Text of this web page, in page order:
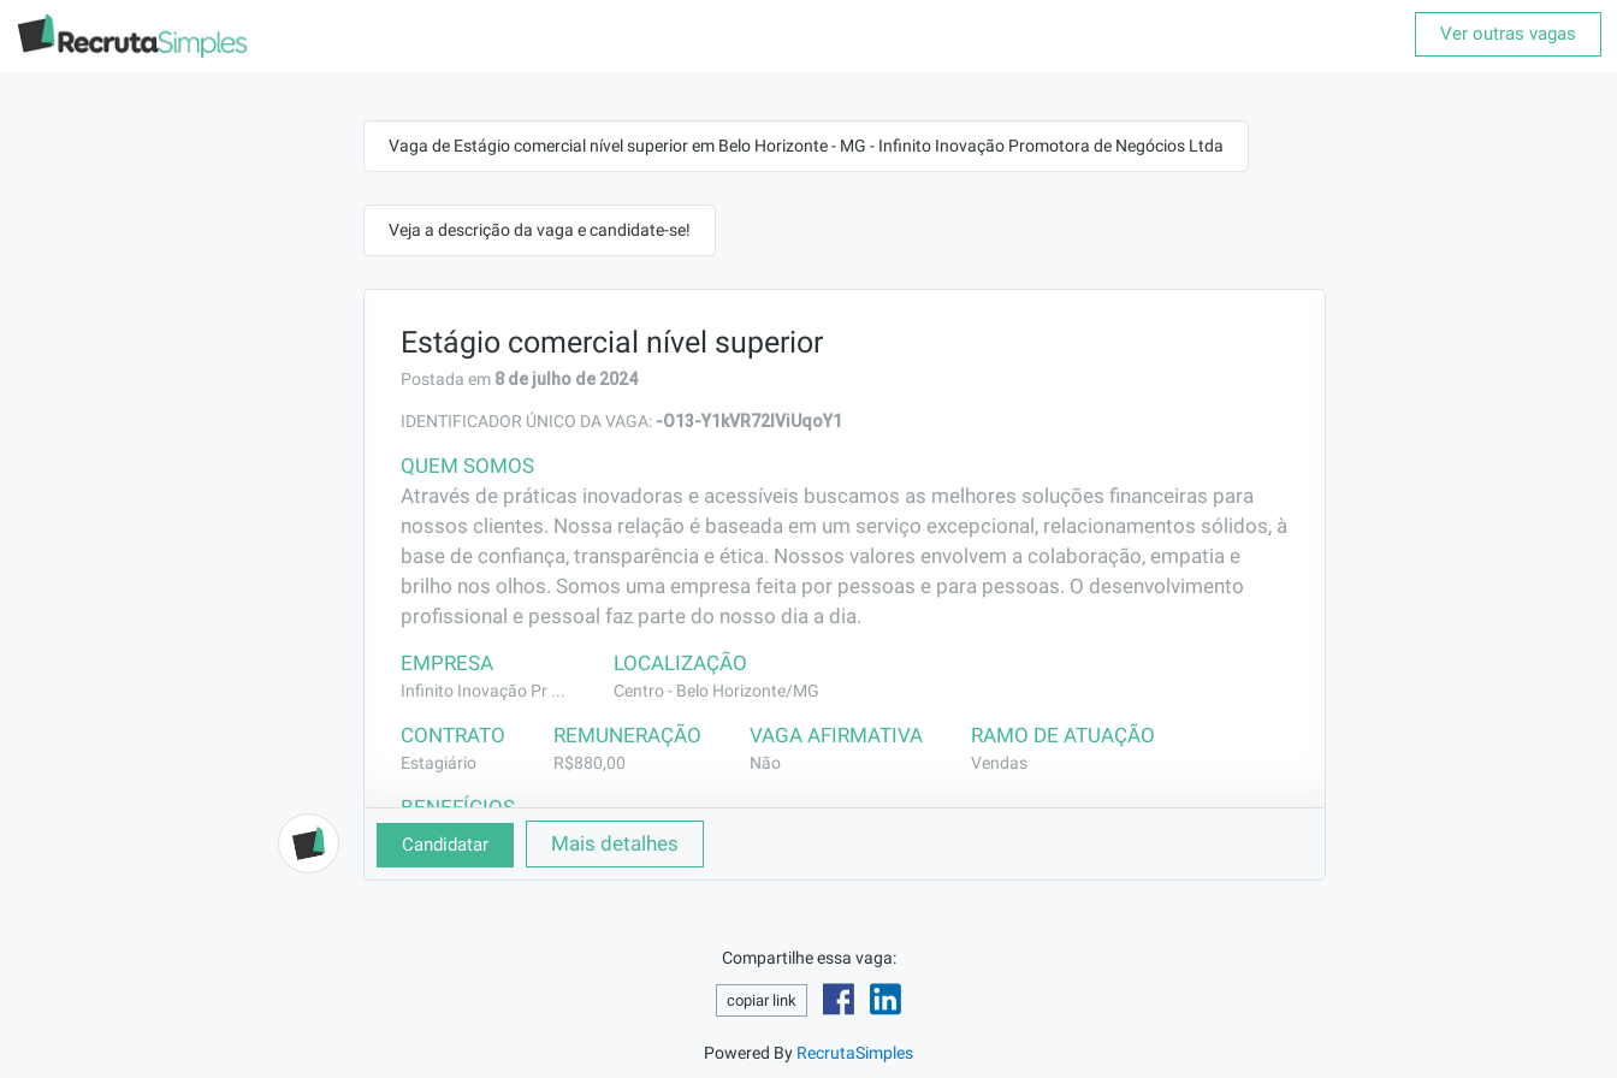
Ver outras vagas
Vaga de Estágio comercial nível superior em Belo Horizonte - MG - Infinito Inovação Promotora de Negócios Ltda
Veja a descrição da vaga e candidate-se!
Estágio comercial nível superior
Postada em 8 de julho de 2024
IDENTIFICADOR ÚNICO DA VAGA: -O13-Y1kVR72lViUqoY1
QUEM SOMOS
Através de práticas inovadoras e acessíveis buscamos as melhores soluções financeiras para
nossos clientes. Nossa relação é baseada em um serviço excepcional, relacionamentos sólidos, à
base de confiança, transparência e ética. Nossos valores envolvem a colaboração, empatia e
brilho nos olhos. Somos uma empresa feita por pessoas e para pessoas. O desenvolvimento
profissional e pessoal faz parte do nosso dia a dia.
EMPRESA
Infinito Inovação Pr ...
LOCALIZAÇÃO
Centro - Belo Horizonte/MG
CONTRATO
Estagiário
REMUNERAÇÃO
R$880,00
VAGA AFIRMATIVA
Não
RAMO DE ATUAÇÃO
Vendas
BENEFÍCIOS
Vale Transporte
equipe e contribuir para o sucesso do nosso departamento de vendas.
fornecendo insights valiosos para a tomada de decisões estratégicas.
Candidatar Mais detalhes
Compartilhe essa vaga:
copiar link
Powered By RecrutaSimples